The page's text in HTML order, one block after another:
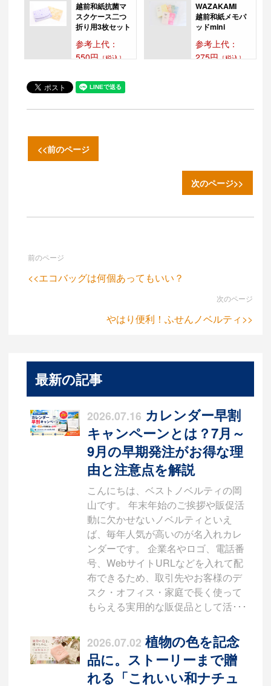
代となりま
す。...
ロスにもなるド
ット...
越前和紙抗菌マ
スクケース二つ
折り用3枚セット
参考上代：
550円［税込］
スクを一時的に
外す時もありま
WAZAKAMI
越前和紙メモパ
ッドmini
参考上代：
275円［税込］
<<前のページ
次のページ>>
前のページ
<<エコバッグは何個あってもいい？
次のページ
やはり便利！ふせんノベルティ>>
最新の記事
2026.07.16 カレンダー早割
キャンペーンとは？7月～
9月の早期発注がお得な理
由と注意点を解説
こんにちは、ベストノベルティの岡
山です。 年末年始のご挨拶や販促活
動に欠かせないノベルティといえ
ば、毎年人気が高いのが名入れカレ
ンダーです。 企業名やロゴ、電話番
号、WebサイトURLなどを入れて配
布できるため、取引先やお客様のデ
スク・オフィス・家庭で長く使って
もらえる実用的な販促品として活･･･
2026.07.02 植物の色を記念
品に。ストーリーまで贈
れる「これいい和ナチュ